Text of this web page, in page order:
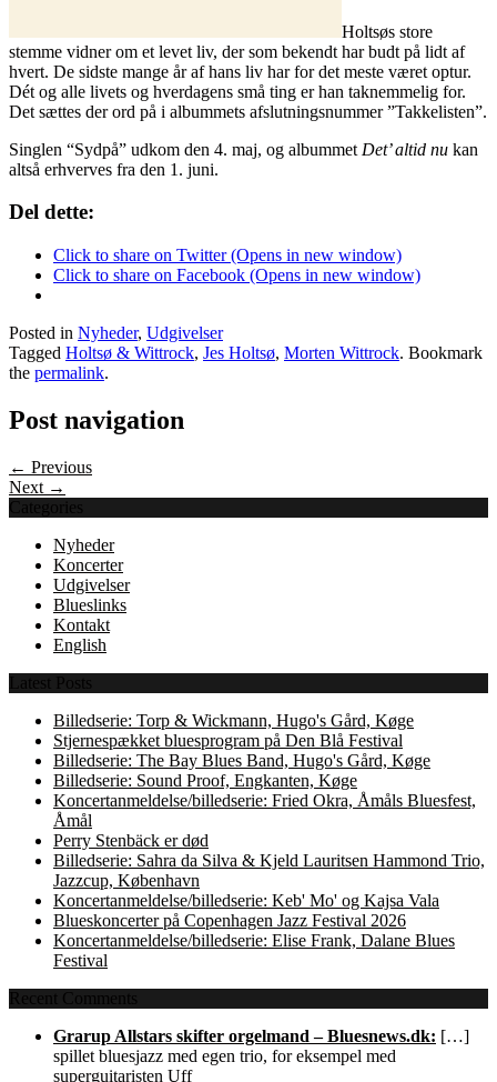
Holtsøs store
stemme vidner om et levet liv, der som bekendt har budt på lidt af
hvert. De sidste mange år af hans liv har for det meste været optur.
Dét og alle livets og hverdagens små ting er han taknemmelig for.
Det sættes der ord på i albummets afslutningsnummer ”Takkelisten”.
Singlen “Sydpå” udkom den 4. maj, og albummet Det’ altid nu kan
altså erhverves fra den 1. juni.
Del dette:
Click to share on Twitter (Opens in new window)
Click to share on Facebook (Opens in new window)
Posted in Nyheder, Udgivelser
Tagged Holtsø & Wittrock, Jes Holtsø, Morten Wittrock. Bookmark
the permalink.
Post navigation
← Previous
Next →
Categories
Nyheder
Koncerter
Udgivelser
Blueslinks
Kontakt
English
Latest Posts
Billedserie: Torp & Wickmann, Hugo's Gård, Køge
Stjernespækket bluesprogram på Den Blå Festival
Billedserie: The Bay Blues Band, Hugo's Gård, Køge
Billedserie: Sound Proof, Engkanten, Køge
Koncertanmeldelse/billedserie: Fried Okra, Åmåls Bluesfest,
Åmål
Perry Stenbäck er død
Billedserie: Sahra da Silva & Kjeld Lauritsen Hammond Trio,
Jazzcup, København
Koncertanmeldelse/billedserie: Keb' Mo' og Kajsa Vala
Blueskoncerter på Copenhagen Jazz Festival 2026
Koncertanmeldelse/billedserie: Elise Frank, Dalane Blues
Festival
Recent Comments
Grarup Allstars skifter orgelmand – Bluesnews.dk: […]
spillet bluesjazz med egen trio, for eksempel med
superguitaristen Uff